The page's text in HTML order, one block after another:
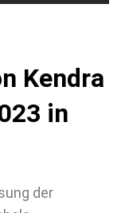
Kendra
in
der